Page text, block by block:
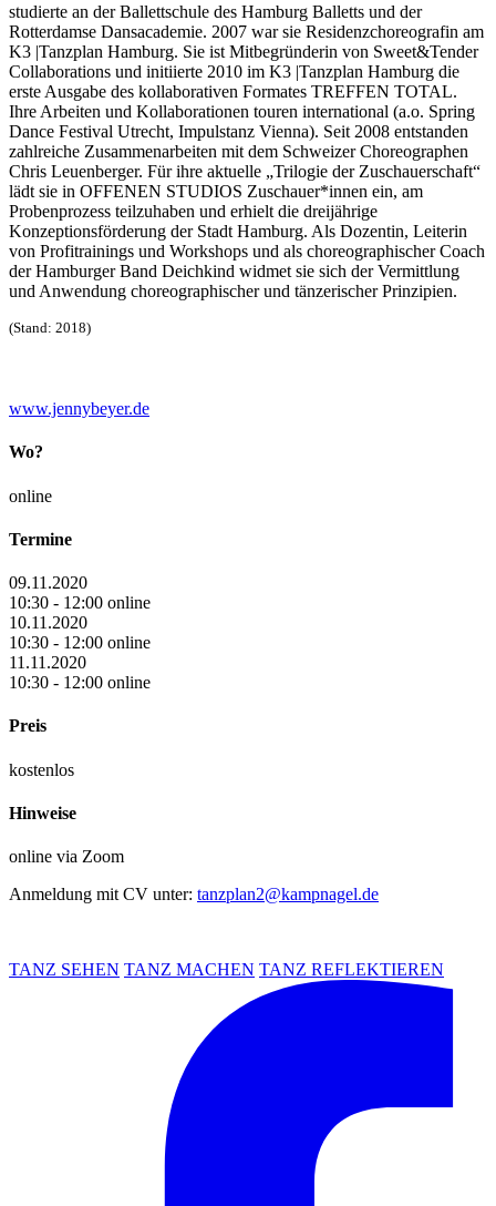
studierte an der Ballettschule des Hamburg Balletts und der
Rotterdamse Dansacademie. 2007 war sie Residenzchoreografin am
K3 |Tanzplan Hamburg. Sie ist Mitbegründerin von Sweet&Tender
Collaborations und initiierte 2010 im K3 |Tanzplan Hamburg die
erste Ausgabe des kollaborativen Formates TREFFEN TOTAL.
Ihre Arbeiten und Kollaborationen touren international (a.o. Spring
Dance Festival Utrecht, Impulstanz Vienna). Seit 2008 entstanden
zahlreiche Zusammenarbeiten mit dem Schweizer Choreographen
Chris Leuenberger. Für ihre aktuelle „Trilogie der Zuschauerschaft“
lädt sie in OFFENEN STUDIOS Zuschauer*innen ein, am
Probenprozess teilzuhaben und erhielt die dreijährige
Konzeptionsförderung der Stadt Hamburg. Als Dozentin, Leiterin
von Profitrainings und Workshops und als choreographischer Coach
der Hamburger Band Deichkind widmet sie sich der Vermittlung
und Anwendung choreographischer und tänzerischer Prinzipien.
(Stand: 2018)
www.jennybeyer.de
Wo?
online
Termine
09.11.2020
10:30 - 12:00 online
10.11.2020
10:30 - 12:00 online
11.11.2020
10:30 - 12:00 online
Preis
kostenlos
Hinweise
online via Zoom
Anmeldung mit CV unter: tanzplan2@kampnagel.de
TANZ SEHEN TANZ MACHEN TANZ REFLEKTIEREN